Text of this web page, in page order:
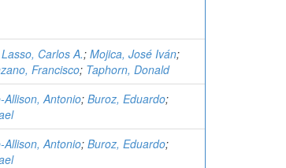
Lasso, Carlos A.; Mojica, José Iván;
Francisco; Taphorn, Donald
Allison, Antonio; Buroz, Eduardo;
Allison, Antonio; Buroz, Eduardo;